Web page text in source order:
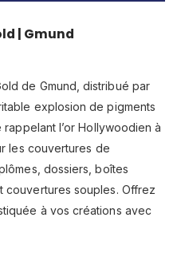
| Gmund
de Gmund, distribué par
explosion de pigments
l’or Hollywoodien à
les couvertures de
dossiers, boîtes
couvertures souples. Offrez
à vos créations avec